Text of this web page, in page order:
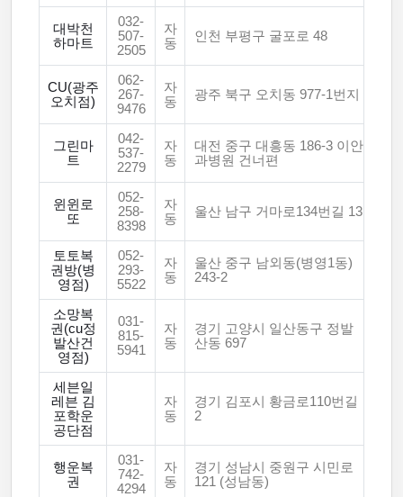
대박천
하마트
032-
507-
2505
자
동
인천 부평구 굴포로 48
CU(광주
오치점)
062-
267-
9476
자
동
광주 북구 오치동 977-1번지
그린마
트
042-
537-
2279
자
동
대전 중구 대흥동 186-3 이안
과병원 건너편
윈윈로
또
052-
258-
8398
자
동
울산 남구 거마로134번길 13
토토복
권방(병
영점)
052-
293-
5522
자
동
울산 중구 남외동(병영1동)
243-2
소망복
권(cu정
발산건
영점)
031-
815-
5941
자
동
경기 고양시 일산동구 정발
산동 697
세븐일
레븐 김
포학운
공단점
자
동
경기 김포시 황금로110번길
2
행운복
권
031-
742-
4294
자
동
경기 성남시 중원구 시민로
121 (성남동)